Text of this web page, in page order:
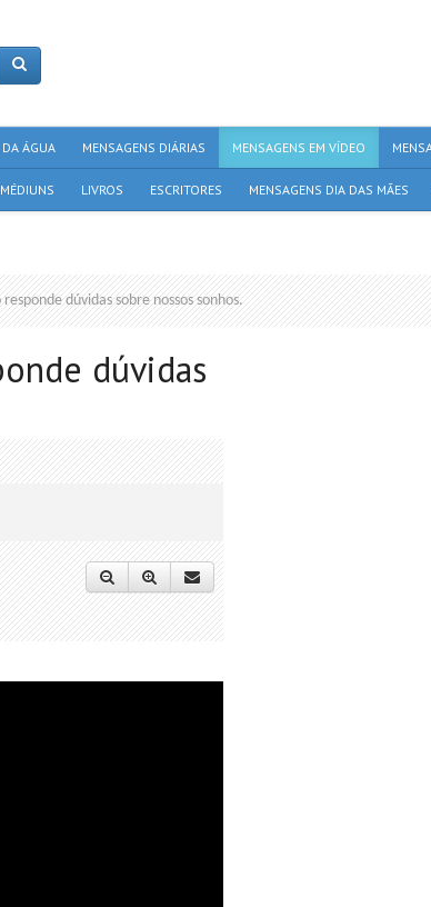
ÁGUA MENSAGENS DIÁRIAS MENSAGENS EM VÍDEO
MÉDIUNS LIVROS ESCRITORES MENSAGENS DIA DAS MÃES
dúvidas sobre nossos sonhos.
dúvidas